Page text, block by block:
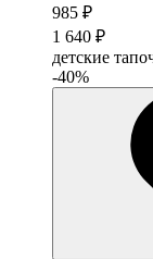
985 ₽
1 640 ₽
детские
-40%